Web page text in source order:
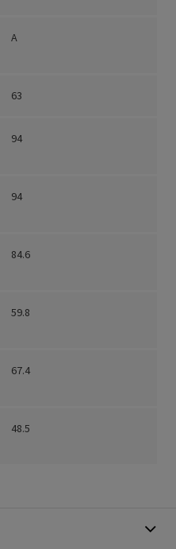
A
63
94
94
84.6
59.8
67.4
48.5